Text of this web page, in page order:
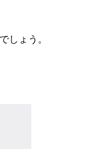
しょう。